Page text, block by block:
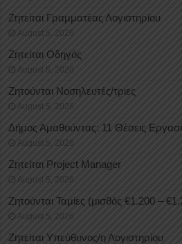
Ζητείται Γραμματέας Λογιστηρίου
August 5, 2026
Ζητείται Οδηγός
August 5, 2026
Ζητούνται Νοσηλευτές/τριες
August 5, 2026
Δήμος Αμαθούντας: 11 Θέσεις
August 5, 2026
Ζητείται Project Manager
August 5, 2026
Ζητούνται Ταμίες (μισθός €1.200 –
August 5, 2026
Ζητείται Υπεύθυνος/η Λογιστηρίου